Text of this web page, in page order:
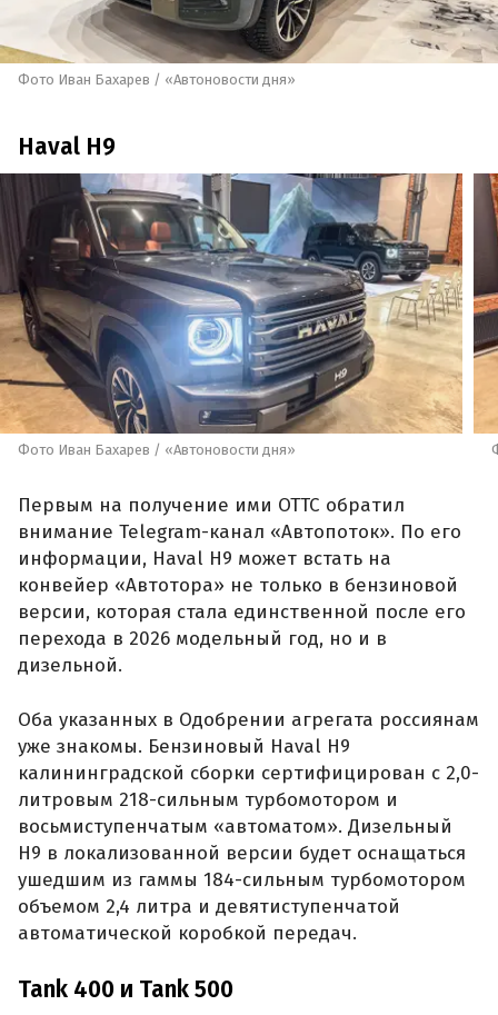
Фото Иван Бахарев / «Автоновости дня»
Haval H9
Фото Иван Бахарев / «Автоновости дня»
Первым на получение ими ОТТС обратил
внимание Telegram-канал «Автопоток». По его
информации, Haval H9 может встать на
конвейер «Автотора» не только в бензиновой
версии, которая стала единственной после его
перехода в 2026 модельный год, но и в
дизельной.
Оба указанных в Одобрении агрегата россиянам
уже знакомы. Бензиновый Haval H9
калининградской сборки сертифицирован с 2,0-
литровым 218-сильным турбомотором и
восьмиступенчатым «автоматом». Дизельный
H9 в локализованной версии будет оснащаться
ушедшим из гаммы 184-сильным турбомотором
объемом 2,4 литра и девятиступенчатой
автоматической коробкой передач.
Tank 400 и Tank 500